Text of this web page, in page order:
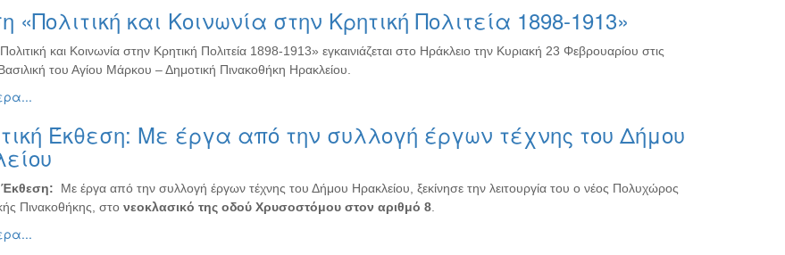
«Πολιτική και Κοινωνία στην Κρητική Πολιτεία 1898-1913»
και Κοινωνία στην Κρητική Πολιτεία 1898-1913» εγκαινιάζεται στο Ηράκλειο την Κυριακή 23 Φεβρουαρίου στις
του Αγίου Μάρκου – Δημοτική Πινακοθήκη Ηρακλείου.
Έκθεση: Με έργα από την συλλογή έργων τέχνης του Δήμου
Έκθεση:
Με έργα από την συλλογή έργων τέχνης του Δήμου Ηρακλείου, ξεκίνησε την λειτουργία του ο νέος Πολυχώρος
Πινακοθήκης, στο νεοκλασικό της οδού Χρυσοστόμου στον αριθμό 8.